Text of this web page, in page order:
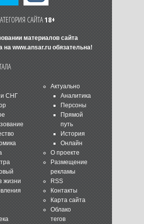
САЙТА18+
материалов сайта
на www.ansar.ruобязательна!
СНГ
жизни
Актуально
Аналитика
Персоны
Прямой
путь
История
Онлайн
О проекте
Размещение
рекламы
RSS
Контакты
Карта сайта
Облако
тегов